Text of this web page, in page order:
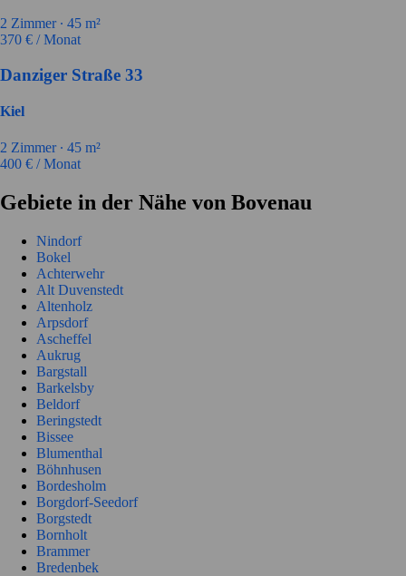
2 Zimmer ∙ 45 m²
370 € / Monat
Danziger Straße 33
Kiel
2 Zimmer ∙ 45 m²
400 € / Monat
Gebiete in der Nähe von Bovenau
Nindorf
Bokel
Achterwehr
Alt Duvenstedt
Altenholz
Arpsdorf
Ascheffel
Aukrug
Bargstall
Barkelsby
Beldorf
Beringstedt
Bissee
Blumenthal
Böhnhusen
Bordesholm
Borgdorf-Seedorf
Borgstedt
Bornholt
Brammer
Bredenbek